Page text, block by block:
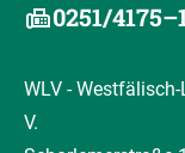
0251/
WLV -
V.